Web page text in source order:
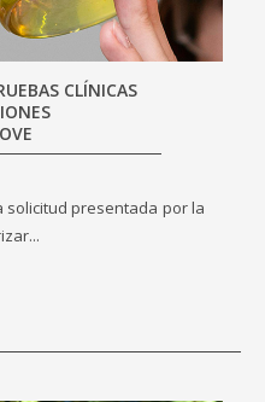
CLÍNICAS
solicitud presentada por la